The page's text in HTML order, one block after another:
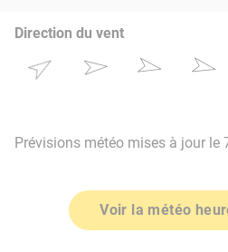
Direction du vent
Prévisions météo mises à jour le
Voir la météo